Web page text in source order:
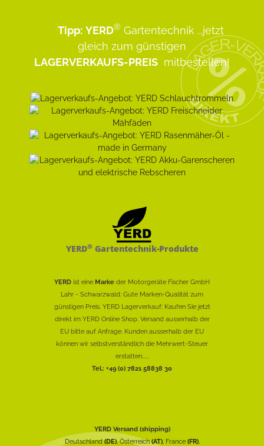
Tipp: YERD® Gartentechnik ...jetzt
gleich zum günstigen
LAGERVERKAUFS-PREIS mitbestellen!
YERD®Gartentechnik-Produkte
YERD ist eine Marke der Motorgeräte Fischer GmbH
Lahr - Schwarzwald: Gute Marken-Qualität zum
günstigen Preis. YERD Lagerverkauf: Kaufen Sie jetzt
direkt im YERD Online Shop. Versand ausserhalb der
EU bitte auf Anfrage. Kunden ausserhalb der EU
können wir selbstverständlich die Mehrwert-Steuer
erstatten......
Tel.: +49 (0) 7821 58838 30
YERD Versand (shipping)
Deutschland(DE), Österreich(AT), France (FR),